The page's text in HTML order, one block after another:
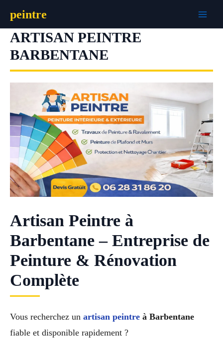
contenu
peintre
ARTISAN PEINTRE
BARBENTANE
Artisan Peintre à
Barbentane – Entreprise de
Peinture & Rénovation
Complète
Vous recherchez un artisan peintre à Barbentane
fiable et disponible rapidement ?